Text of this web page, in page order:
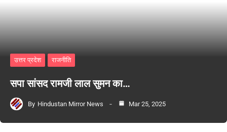
उत्तर प्रदेश राजनीति
सपा सांसद रामजी लाल सुमन का…
By Hindustan Mirror News Mar 25, 2025